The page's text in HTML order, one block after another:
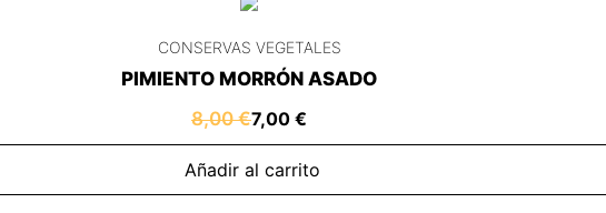
CONSERVAS VEGETALES
PIMIENTO MORRÓN ASADO
8,00€7,00 €
Añadir al carrito